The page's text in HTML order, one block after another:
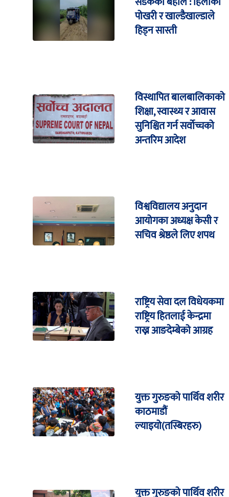
पोखरी र खाल्डैखाल्डाले
हिड्न सास्ती
विस्थापित बालबालिकाको
शिक्षा, स्वास्थ्य र आवास
सुनिश्चित गर्न सर्वोच्चको
अन्तरिम आदेश
विश्वविद्यालय अनुदान
आयोगका अध्यक्ष केसी र
सचिव श्रेष्ठले लिए शपथ
राष्ट्रिय सेवा दल विधेयकमा
राष्ट्रिय हितलाई केन्द्रमा
राख्न आङदेम्बेको आग्रह
युक्त गुरुङको पार्थिव शरीर
काठमाडौं
ल्याइयो(तस्बिरहरु)
युक्त गुरुङको पार्थिव शरीर